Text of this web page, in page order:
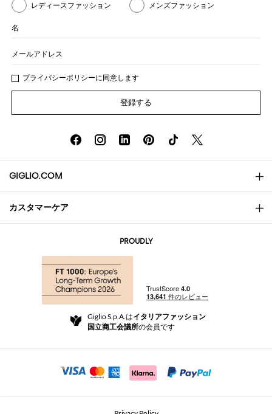
レディースファッション メンズファッション
名
メールアドレス
プライバシーポリシーに同意します
登録する
GIGLIO.COM
会社概要
Community Store
Beauty Seekers VIP Club
カスタマーケア
返品と返金
For a safe shopping experience
Security Communication
PROUDLY
Giglio S.p.A.はイタリアファッション
国立商工会議所の会員です